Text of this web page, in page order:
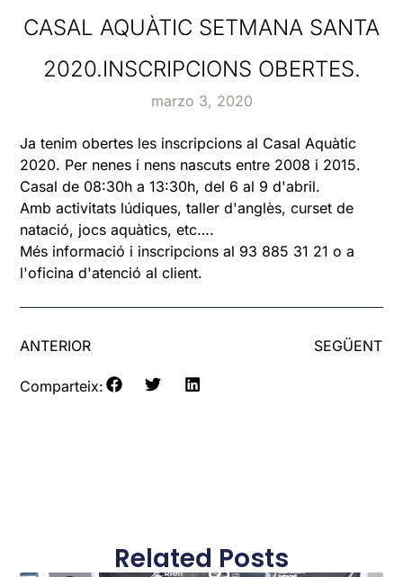
CASAL AQUÀTIC SETMANA SANTA
2020.INSCRIPCIONS OBERTES.
marzo 3, 2020
Ja tenim obertes les inscripcions al Casal Aquàtic
2020. Per nenes i nens nascuts entre 2008 i 2015.
Casal de 08:30h a 13:30h, del 6 al 9 d'abril.
Amb activitats lúdiques, taller d'anglès, curset de
natació, jocs aquàtics, etc….
Més informació i inscripcions al 93 885 31 21 o a
l'oficina d'atenció al client.
ANTERIOR SEGÜENT
Comparteix:
Related Posts